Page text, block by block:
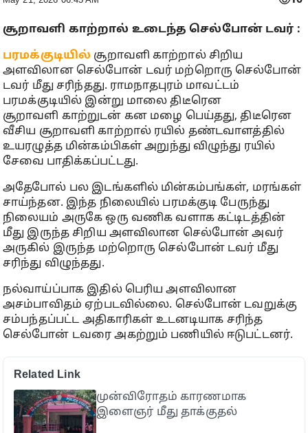
சூறாவளி காற்றால் உடைந்த செல்போன் டவர் :
பரமக்குடியில் சூறாவளி காற்றால் சிறிய
அளவிலான செல்போன் டவர் மற்றொரு செல்போன்
டவர் மீது சரிந்தது. ராமநாதபுரம் மாவட்டம்
பரமக்குடியில் இன்று மாலை திடீரென
சூறாவளி காற்றுடன் கன மழை பெய்தது, திடீரென
வீசிய சூறாவளி காற்றால் ரயில் தண்டவாளத்தில்
உயரழுத்த மின்கம்பிகள் அறுந்து விழுந்து ரயில்
சேவை பாதிக்கப்பட்டது.
அதேபோல் பல இடங்களில் மின்கம்பங்கள், மரங்கள்
சாய்ந்தன. இந்த நிலையில் பரமக்குடி பேருந்து
நிலையம் அருகே ஒரு வணிக வளாக கட்டிடத்தின்
மீது இருந்த சிறிய அளவிலான செல்போன் அவர்
அருகில் இருந்த மற்றொரு செல்போன் டவர் மீது
சரிந்து விழுந்தது.
நல்வாய்ப்பாக இதில் பெரிய அளவிலான
அசம்பாவிதம் ஏற்படவில்லை. செல்போன் டவறுக்கு
சம்பந்தப்பட்ட அதிகாரிகள் உடனடியாக சரிந்த
செல்போன் டவரை அகற்றும் பணியில் ஈடுபட்டனர்.
Related Link
முன்விரோதம் காரணமாக
இளைஞர் மீது தாக்குதல்